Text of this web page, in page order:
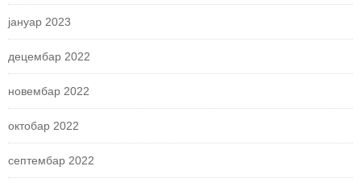
јануар 2023
децембар 2022
новембар 2022
октобар 2022
септембар 2022